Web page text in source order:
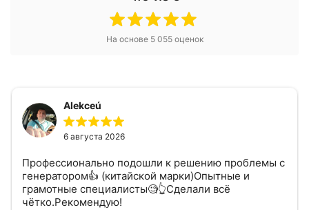
На основе 5 055оценок
Alekceú
6 августа 2026
Профессионально подошли к решению проблемы с
генератором👍 (китайской марки)Опытные и
грамотные специалисты🧐👆Сделали всё
чётко.Рекомендую!